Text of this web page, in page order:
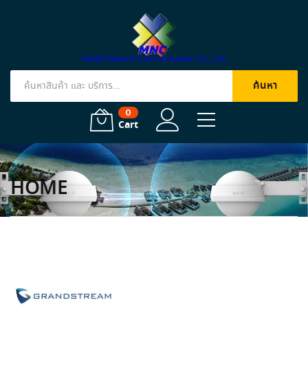
Products
ค้นหา
0
Cart
HOME